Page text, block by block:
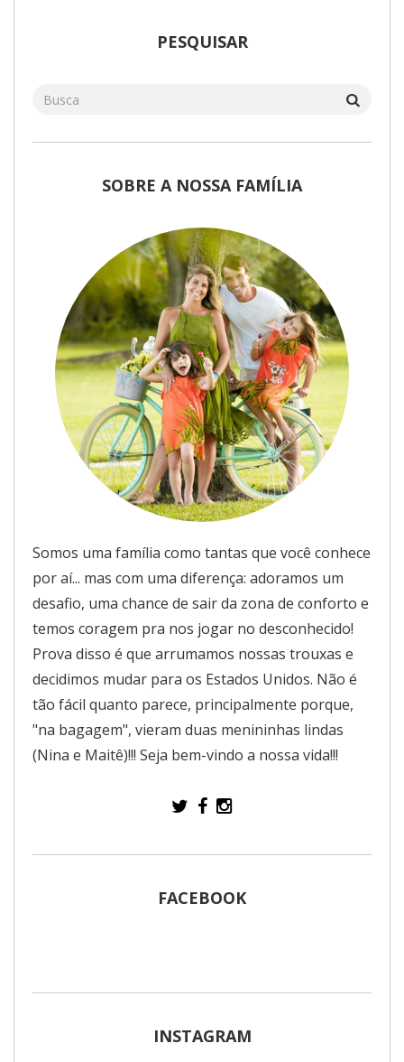
PESQUISAR
SOBRE A NOSSA FAMÍLIA
Somos uma família como tantas que você conhece
por aí... mas com uma diferença: adoramos um
desafio, uma chance de sair da zona de conforto e
temos coragem pra nos jogar no desconhecido!
Prova disso é que arrumamos nossas trouxas e
decidimos mudar para os Estados Unidos. Não é
tão fácil quanto parece, principalmente porque,
"na bagagem", vieram duas menininhas lindas
(Nina e Maitê)!!! Seja bem-vindo a nossa vida!!!
FACEBOOK
INSTAGRAM